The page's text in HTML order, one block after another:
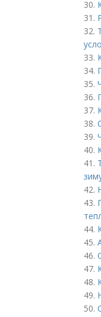
30.
31.
32.
33.
34.
35.
36.
37.
38.
39.
40.
41.
42.
43.
44.
45.
46.
47.
48.
49.
50.